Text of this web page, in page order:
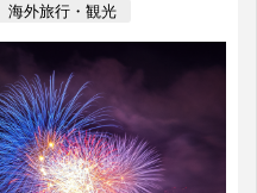
海外旅行・観光